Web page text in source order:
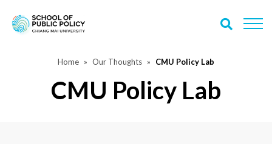
Home Our Thoughts CMU Policy Lab
CMU Policy Lab